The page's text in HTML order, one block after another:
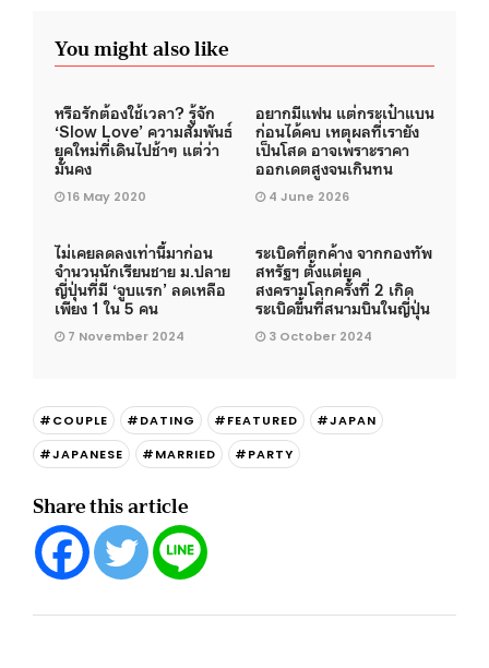
You might also like
หรือรักต้องใช้เวลา? รู้จัก
‘Slow Love’ ความสัมพันธ์
ยุคใหม่ที่เดินไปช้าๆ แต่ว่า
มั่นคง
16 May 2020
อยากมีแฟน แต่กระเป๋าแบน
ก่อนได้คบ เหตุผลที่เรายัง
เป็นโสด อาจเพราะราคา
ออกเดตสูงจนเกินทน
4 June 2026
ไม่เคยลดลงเท่านี้มาก่อน
จำนวนนักเรียนชาย ม.ปลาย
ญี่ปุ่นที่มี ‘จูบแรก’ ลดเหลือ
เพียง 1 ใน 5 คน
7 November 2024
ระเบิดที่ตกค้าง จากกองทัพ
สหรัฐฯ ตั้งแต่ยุค
สงครามโลกครั้งที่ 2 เกิด
ระเบิดขึ้นที่สนามบินในญี่ปุ่น
3 October 2024
#COUPLE #DATING #FEATURED
#JAPAN
#JAPANESE
#MARRIED #PARTY
Share this article